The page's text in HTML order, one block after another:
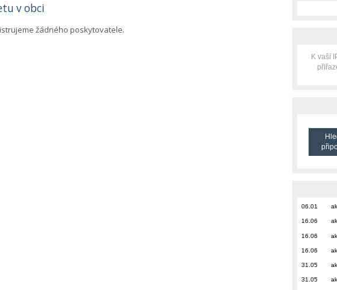
v obci
žádného poskytovatele.
K vaší
06.01
16.06
16.06
16.06
31.05
31.05